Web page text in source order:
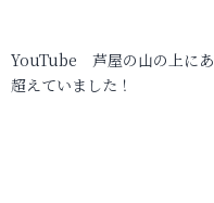
YouTube 芦屋の山の上にあ
超えていました！